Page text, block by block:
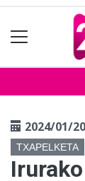
2024/01/20
TXAPELKETA